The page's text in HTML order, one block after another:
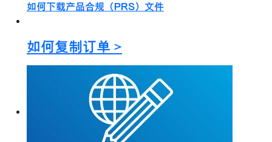
如何下载产品合规（PRS）文件
如何复制订单 >